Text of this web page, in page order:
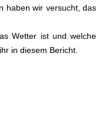
haben wir versucht, das
Wetter ist und welche
in diesem Bericht.